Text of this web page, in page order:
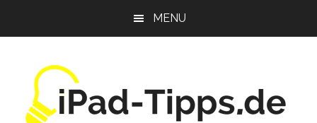
MENU